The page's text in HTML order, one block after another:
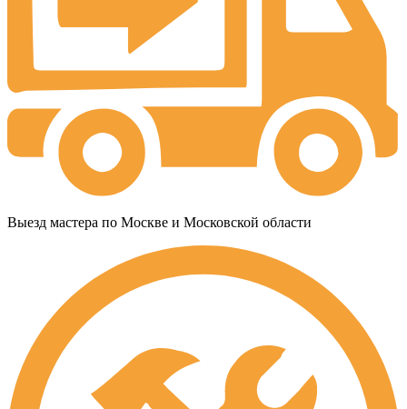
Выезд мастера по Москве и Московской области